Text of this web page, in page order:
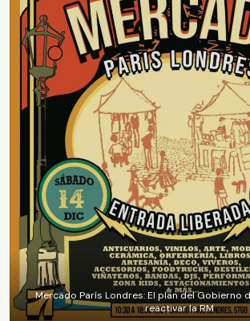
Mercado París Londres: El plan del Gobierno
reactivar la RM